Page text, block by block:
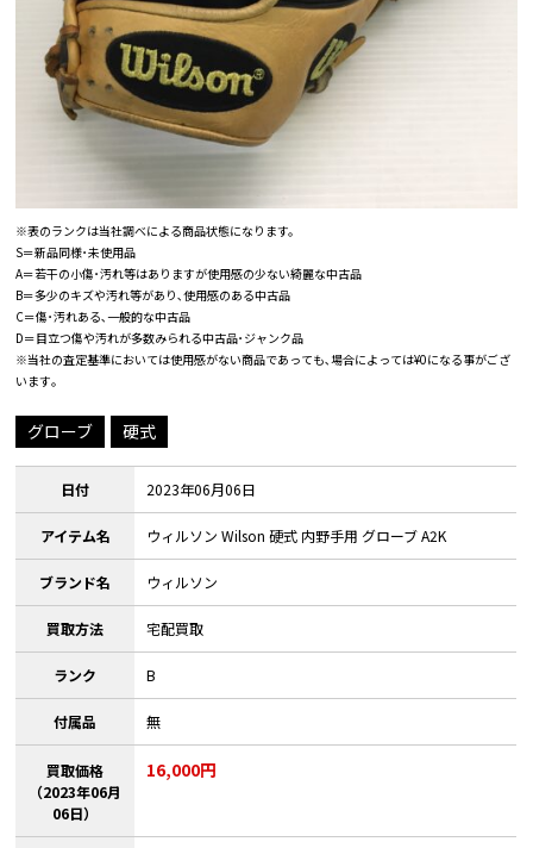
※表のランクは当社調べによる商品状態になります。
S＝新品同様･未使用品
A＝若干の小傷･汚れ等はありますが使用感の少ない綺麗な中古品
B＝多少のキズや汚れ等があり､使用感のある中古品
C＝傷･汚れある､一般的な中古品
D＝目立つ傷や汚れが多数みられる中古品･ジャンク品
※当社の査定基準においては使用感がない商品であっても､場合によっては¥0になる事がござ
います｡
グローブ 硬式
日付 2023年06月06日
アイテム名 ウィルソン Wilson 硬式 内野手用 グローブ A2K
ブランド名 ウィルソン
買取方法 宅配買取
ランク B
付属品 無
買取価格
（2023年06月
06日）
16,000円